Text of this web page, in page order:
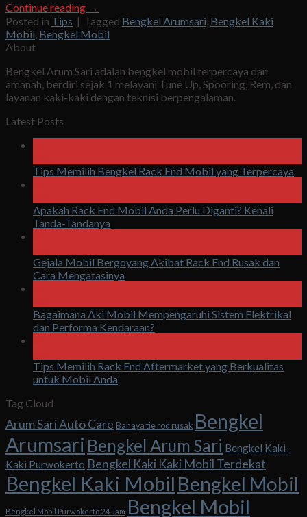
Continue reading →
Posted in Tips | Tagged Bengkel Arumsari, Bengkel Kaki
Mobil, Bengkel Mobil
About
Bengkel Arum Sari adalah bengkel mobil terpercaya dan
amanah, berdiri sejak 1 melayani Tune Up, Spooring, Rem, dan
layanan kaki-kaki dengan teknisi berpengalaman.
Latest Posts
Tips Memilih Bengkel Rack End Mobil yang Terpercaya
Apakah Rack End Mobil Anda Perlu Diganti? Kenali
Tanda-Tandanya
Gejala Mobil Bergoyang Akibat Rack End Rusak dan
Cara Mengatasinya
Bagaimana Aki Mobil Mempengaruhi Sistem Elektrikal
dan Performa Kendaraan?
Tips Memilih Rack End Aftermarket yang Berkualitas
untuk Mobil Anda
Tag Cloud
Arum Sari Auto Care Bahaya tie rod rusak Bengkel
Arumsari Bengkel Arum Sari Bengkel Kaki-
Kaki Purwokerto Bengkel Kaki Kaki Mobil Terdekat
Bengkel Kaki Mobil Bengkel Mobil
Bengkel Mobil Purwokerto 24 Jam Bengkel Mobil